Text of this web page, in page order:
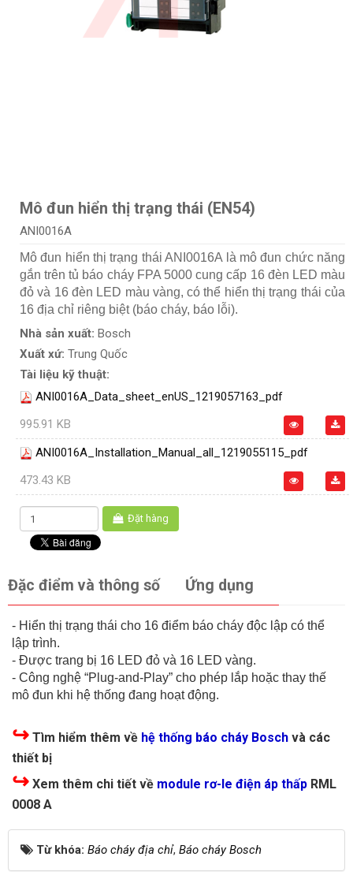
Mô đun hiển thị trạng thái (EN54)
ANI0016A
Mô đun hiển thị trạng thái ANI0016A là mô đun chức năng
gắn trên tủ báo cháy FPA 5000 cung cấp 16 đèn LED màu
đỏ và 16 đèn LED màu vàng, có thể hiển thị trạng thái của
16 địa chỉ riêng biệt (báo cháy, báo lỗi).
Nhà sản xuất: Bosch
Xuất xứ: Trung Quốc
Tài liệu kỹ thuật:
ANI0016A_Data_sheet_enUS_1219057163_pdf
995.91 KB
ANI0016A_Installation_Manual_all_1219055115_pdf
473.43 KB
Đặt hàng
Đặc điểm và thông số Ứng dụng
- Hiển thị trạng thái cho 16 điểm báo cháy độc lập có thể
lập trình.
- Được trang bị 16 LED đỏ và 16 LED vàng.
- Công nghệ “Plug-and-Play” cho phép lắp hoặc thay thế
mô đun khi hệ thống đang hoạt động.
↪ Tìm hiểm thêm về hệ thống báo cháy Bosch và các
thiết bị
↪ Xem thêm chi tiết về module rơ-le điện áp thấp RML
0008 A
Từ khóa: Báo cháy địa chỉ, Báo cháy Bosch